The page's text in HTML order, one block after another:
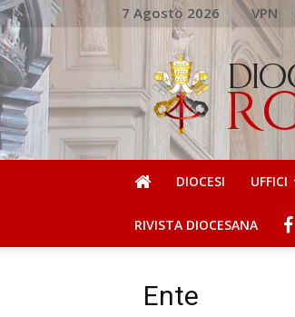
7 Agosto 2026 VPN
DIOCESI
DI
ROMA
DIOCESI UFFICI
RIVISTA DIOCESANA
Ente